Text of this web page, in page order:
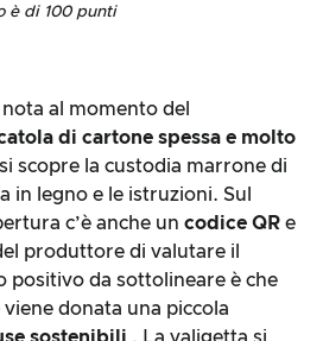
è di 100 punti
al momento del
di cartone spessa e molto
scopre la custodia marrone di
in legno e le istruzioni. Sul
c’è anche un codice QR e
produttore di valutare il
positivo da sottolineare è che
donata una piccola
sostenibili . La valigetta si